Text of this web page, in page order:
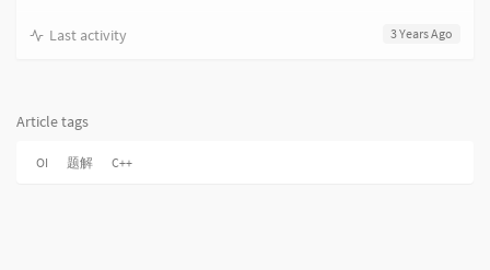
3 Years Ago
Last activity
Article tags
OI 题解 C++